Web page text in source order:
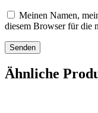
Meinen Namen,
diesem Browser für die
Ähnliche